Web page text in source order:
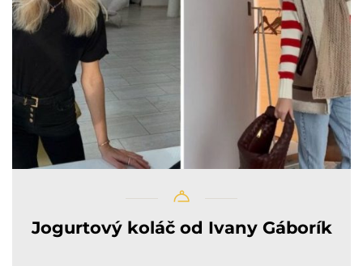
Jogurtový koláč od Ivany Gáborík